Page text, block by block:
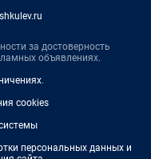
за достоверность
объявлениях.
.
cookies
персональных данных и